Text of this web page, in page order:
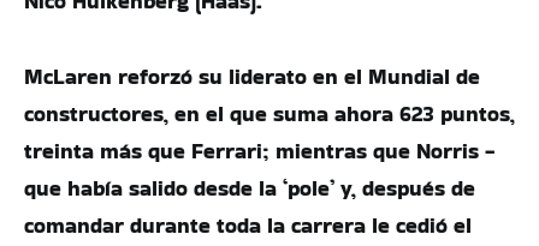
McLaren reforzó su liderato en el Mundial de
constructores, en el que suma ahora 623 puntos,
treinta más que Ferrari; mientras que Norris -
que había salido desde la ‘pole’ y, después de
comandar durante toda la carrera le cedió el